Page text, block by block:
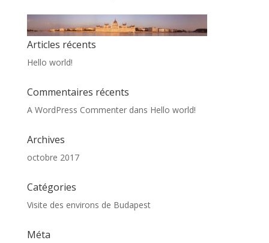
Articles récents
Hello world!
Commentaires récents
A WordPress Commenterdans Hello world!
Archives
octobre 2017
Catégories
Visite des environs de Budapest
Méta